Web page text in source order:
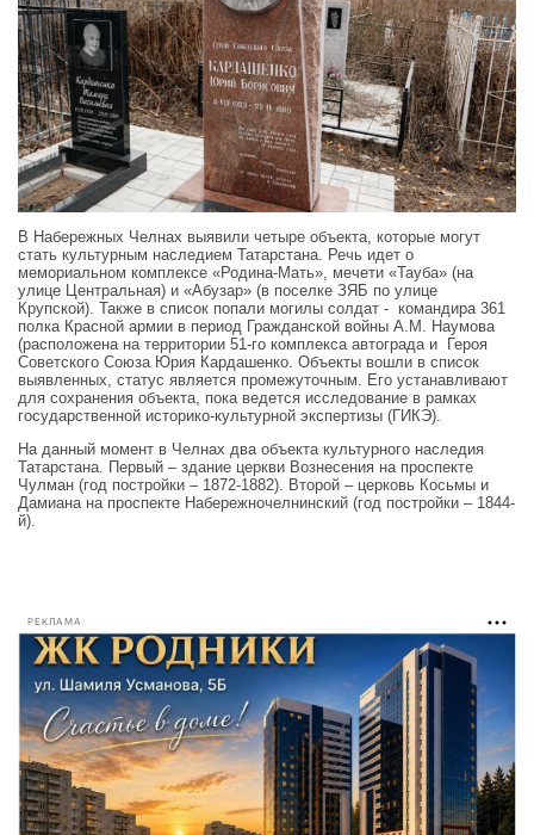
В Набережных Челнах выявили четыре объекта, которые могут
стать культурным наследием Татарстана. Речь идет о
мемориальном комплексе «Родина-Мать», мечети «Тауба» (на
улице Центральная) и «Абузар» (в поселке ЗЯБ по улице
Крупской). Также в список попали могилы солдат - командира 361
полка Красной армии в период Гражданской войны А.М. Наумова
(расположена на территории 51-го комплекса автограда и Героя
Советского Союза Юрия Кардашенко. Объекты вошли в список
выявленных, статус является промежуточным. Его устанавливают
для сохранения объекта, пока ведется исследование в рамках
государственной историко-культурной экспертизы (ГИКЭ).
На данный момент в Челнах два объекта культурного наследия
Татарстана. Первый – здание церкви Вознесения на проспекте
Чулман (год постройки – 1872-1882). Второй – церковь Косьмы и
Дамиана на проспекте Набережночелнинский (год постройки – 1844-
й).
РЕКЛАМА